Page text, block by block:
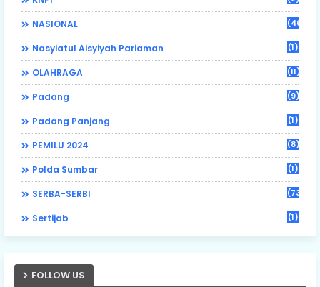
NASIONAL (46)
Nasyiatul Aisyiyah Pariaman (1)
OLAHRAGA (11)
Padang (9)
Padang Panjang (1)
PEMILU 2024 (8)
Polda Sumbar (1)
SERBA-SERBI (73)
Sertijab (1)
FOLLOW US